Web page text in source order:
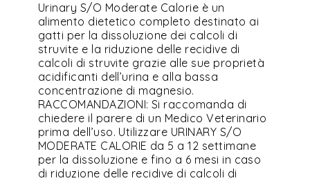
Urinary S/O Moderate Calorie è un
alimento dietetico completo destinato ai
gatti per la dissoluzione dei calcoli di
struvite e la riduzione delle recidive di
calcoli di struvite grazie alle sue proprietà
acidificanti dell’urina e alla bassa
concentrazione di magnesio.
RACCOMANDAZIONI: Si raccomanda di
chiedere il parere di un Medico Veterinario
prima dell’uso. Utilizzare URINARY S/O
MODERATE CALORIE da 5 a 12 settimane
per la dissoluzione e fino a 6 mesi in caso
di riduzione delle recidive di calcoli di